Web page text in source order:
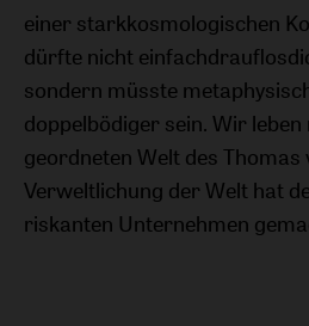
einer starkkosmologischen
dürfte nicht
sondern müsste
doppelbödiger sein. Wir
geordneten Welt des Thomas
Verweltlichung der Welt hat
riskanten Unternehmen